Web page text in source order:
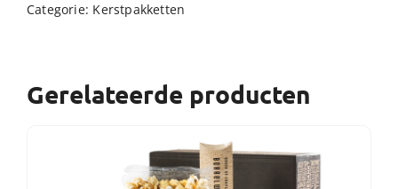
Categorie: Kerstpakketten
Gerelateerde producten